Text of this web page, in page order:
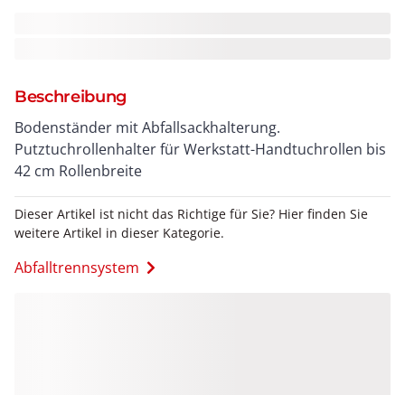
Beschreibung
Bodenständer mit Abfallsackhalterung.
Putztuchrollenhalter für Werkstatt-Handtuchrollen bis
42 cm Rollenbreite
Dieser Artikel ist nicht das Richtige für Sie? Hier finden Sie
weitere Artikel in dieser Kategorie.
Abfalltrennsystem